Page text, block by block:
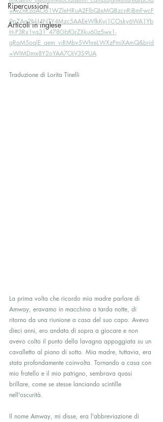
Ripercussioni
Articoli in inglese
=IwZnRzaAOo1WZleHRuA2FlbQIxMQBzcnRjBmFwcF
9pZAo2NjI4NTY4Mzc5AAEeWfkKyj1COsky6WA1Yb
H-P3Rx1vq31_478GbfGrZXku60z5wx1-
gRqM5oqlE_aem_vjRMbv5WhreLWXzPmiXAmQ&brid
=WIMDmx8Y2oYAA7OjV3S9UA
Traduzione di Lorita Tinelli
La prima volta che ricordo mia madre parlare di
Amway, eravamo in macchina a tarda notte, di
ritorno da una riunione a casa del suo capo. Avevo
dieci anni, ero andata di sopra a giocare e non
avevo colto il punto della lavagna appoggiata su un
cavalletto al piano di sotto. Mia madre, tuttavia, era
stata profondamente coinvolta. Tornando a casa con
mio fratello e il mio patrigno, sembrava quasi
brillare, come se stesse lanciando scintille
nell'oscurità.
Il nome Amway, mi disse, era l'abbreviazione di